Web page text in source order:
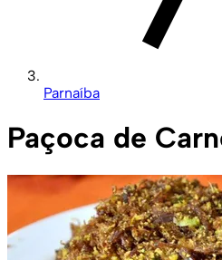
Parnaíba
Paçoca de